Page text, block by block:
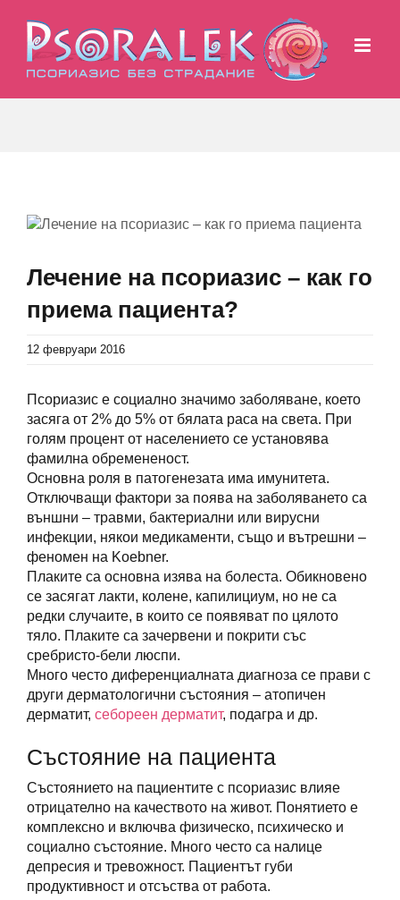
content
View
Лечение на псориазис – как го
приема пациента?
12 февруари 2016
Псориазис е социално значимо заболяване, което
засяга от 2% до 5% от бялата раса на света. При
голям процент от населението се установява
фамилна обремененост.
Основна роля в патогенезата има имунитета.
Отключващи фактори за поява на заболяването са
външни – травми, бактериални или вирусни
инфекции, някои медикаменти, също и вътрешни –
феномен на Koebner.
Плаките са основна изява на болеста. Обикновено
се засягат лакти, колене, капилициум, но не са
редки случаите, в които се появяват по цялото
тяло. Плаките са зачервени и покрити със
сребристо-бели люспи.
Много често диференциалната диагноза се прави с
други дерматологични състояния – атопичен
дерматит, себореен дерматит, подагра и др.
Състояние на пациента
Състоянието на пациентите с псориазис влияе
отрицателно на качеството на живот. Понятието е
комплексно и включва физическо, психическо и
социално състояние. Много често са налице
депресия и тревожност. Пациентът губи
продуктивност и отсъства от работа.